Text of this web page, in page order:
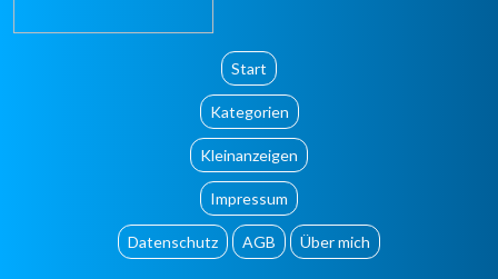
Start
Kategorien
Kleinanzeigen
Impressum
Datenschutz AGB Über mich